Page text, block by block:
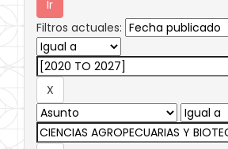
Filtros actuales: